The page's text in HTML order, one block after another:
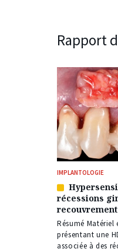
Rapport
IMPLANTOLOGIE
Article
réservé
à
nos
abonnés
récessions
Résumé Matériel
présentant une
associée à des